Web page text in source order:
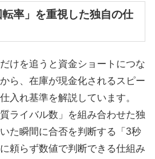
転率」を重視した独自の仕
けを追うと資金ショートにつな
ら、在庫が現金化されるスピー
入れ基準を解説しています。
ライバル数」を組み合わせた独
た瞬間に合否を判断する「3秒
頼らず数値で判断できる仕組み